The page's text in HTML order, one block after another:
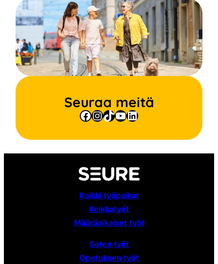
Seuraa meitä
Facebook
Instagram
TikTok
YouTube
LinkedIn
Kaikki työpaikat
Keikkatyöt
Määräaikaiset työt
Soten työt
Opetuksen työt